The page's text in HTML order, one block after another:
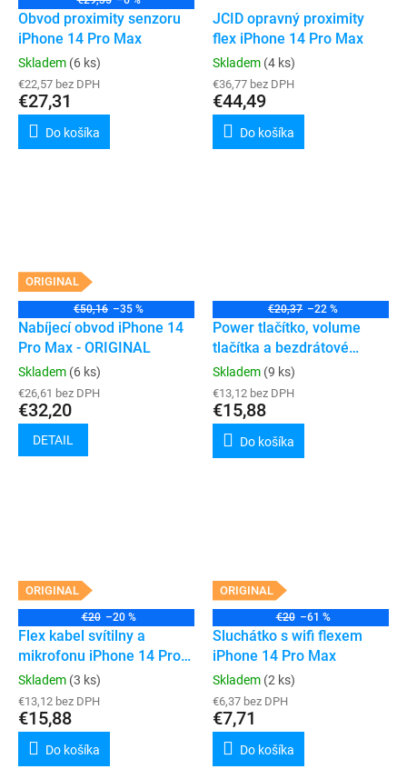
Obvod proximity senzoru
iPhone 14 Pro Max
Skladem (6 ks)
€22,57 bez DPH
€27,31
Do košíka
JCID opravný proximity
flex iPhone 14 Pro Max
Skladem (4 ks)
€36,77 bez DPH
€44,49
Do košíka
ORIGINAL
€50,16 –35 %
Nabíjecí obvod iPhone 14
Pro Max - ORIGINAL
Skladem (6 ks)
€26,61 bez DPH
€32,20
DETAIL
€20,37 –22 %
Power tlačítko, volume
tlačítka a bezdrátové
nabíjení iPhone 14 Pro
Max
Skladem (9 ks)
€13,12 bez DPH
€15,88
Do košíka
ORIGINAL
€20 –20 %
Flex kabel svítilny a
mikrofonu iPhone 14 Pro
Max
Skladem (3 ks)
€13,12 bez DPH
€15,88
Do košíka
ORIGINAL
€20 –61 %
Sluchátko s wifi flexem
iPhone 14 Pro Max
Skladem (2 ks)
€6,37 bez DPH
€7,71
Do košíka